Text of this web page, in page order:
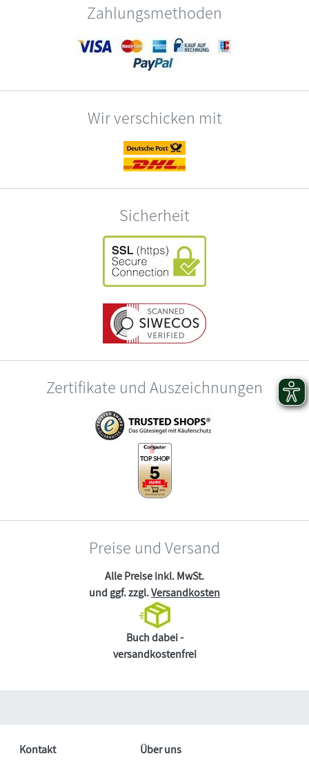
Zahlungsmethoden
Wir verschicken mit
Sicherheit
Zertifikate und Auszeichnungen
Preise und Versand
Alle Preise inkl. MwSt.
und ggf. zzgl.Versandkosten
Buch dabei -
versandkostenfrei
Kontakt Über uns